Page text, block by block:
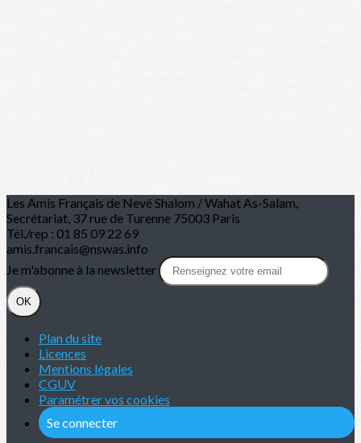
Les Amis Français de Nevé Shalom / Wahat As-Salam,
Secrétariat, 37 rue de Turenne 75003 Paris
Tél./rep : 01 85 09 22 69
amis.francais@nswas.info
Je m'abonne à la newsletter
OK
Plan du site
Licences
Mentions légales
CGUV
Paramétrer vos cookies
Se connecter